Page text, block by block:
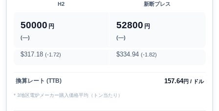
H2 新断プレス
50000 円
(―)
52800 円
(―)
$317.18 (-1.72) $334.94 (-1.82)
換算レート (TTB) 157.64円 / ドル
* 3地区電炉メーカー購入価格平均（トン当たり）